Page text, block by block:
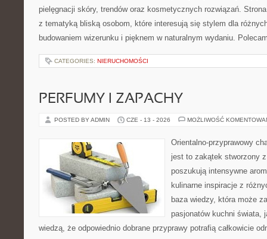
pielęgnacji skóry, trendów oraz kosmetycznych rozwiązań.
z tematyką bliską osobom, które interesują się stylem dla
budowaniem wizerunku i pięknem w naturalnym wydaniu.
CATEGORIES: NIERUCHOMOŚCI
PERFUMY I ZAPACHY
POSTED BY ADMIN CZE - 13 - 2026 MOŻLIWOŚĆ
Orientalno-przyprawowy
jest to zakątek stworzony
poszukują intensywne
kulinarne inspiracje z
baza wiedzy, która może
pasjonatów kuchni świata,
wiedzą, że odpowiednio dobrane przyprawy potrafią całkowicie